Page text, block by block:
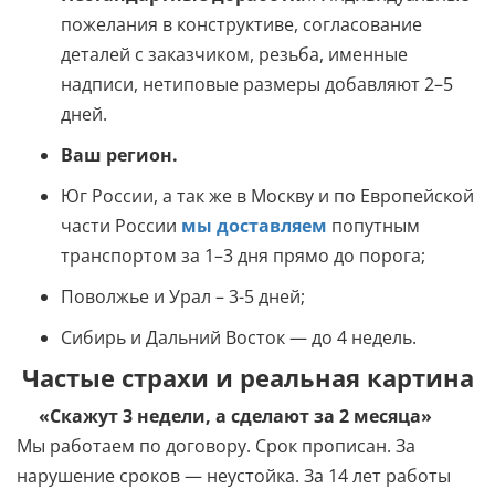
пожелания в конструктиве, согласование
деталей с заказчиком, резьба, именные
надписи, нетиповые размеры добавляют 2–5
дней.
Ваш регион.
Юг России, а так же в Москву и по Европейской
части России мы доставляем попутным
транспортом за 1–3 дня прямо до порога;
Поволжье и Урал – 3-5 дней;
Сибирь и Дальний Восток — до 4 недель.
Частые страхи и реальная картина
«Скажут 3 недели, а сделают за 2 месяца»
Мы работаем по договору. Срок прописан. За
нарушение сроков — неустойка. За 14 лет работы